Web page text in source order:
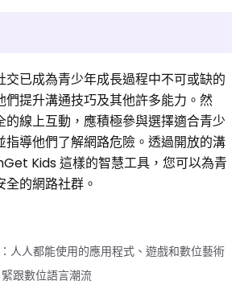
交已成為青少年成長過程中不可或缺的
們提升溝通技巧及其他許多能力。然
的線上互動，應積極參與選擇適合青少
指導他們了解網路危險。透過開放的溝
Kids 這樣的智慧工具，您可以為青
的網路社群。
人人都能使用的應用程式、遊戲和數位藝術
跟數位語言潮流